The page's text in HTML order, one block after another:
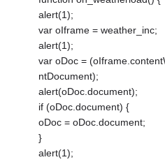
alert(1);
var oIframe = weather_inc;
alert(1);
var oDoc =
ntDocument);
alert(oDoc.document);
if (oDoc.document) {
oDoc = oDoc.document;
}
alert(1);